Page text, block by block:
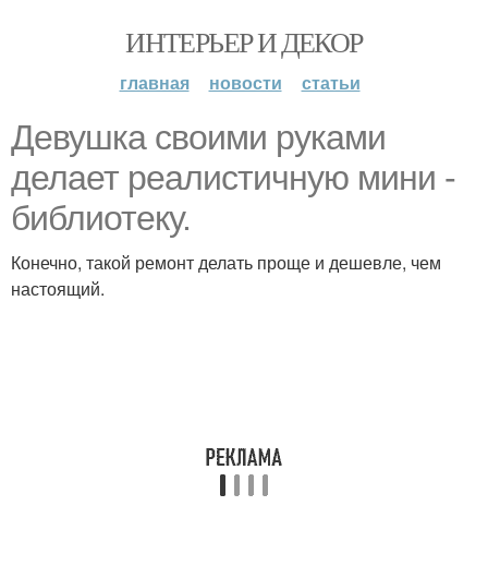
ИНТЕРЬЕР И ДЕКОР
главная новости статьи
Девушка своими руками
делает реалистичную мини -
библиотеку.
Конечно, такой ремонт делать проще и дешевле, чем
настоящий.